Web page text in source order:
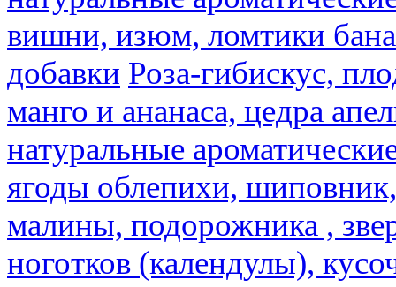
вишни, изюм, ломтики
добавки Роза-гибискус,
манго и ананаса, цедра
натуральные
ягоды облепихи,
малины, подорожника ,
ноготков (календулы),